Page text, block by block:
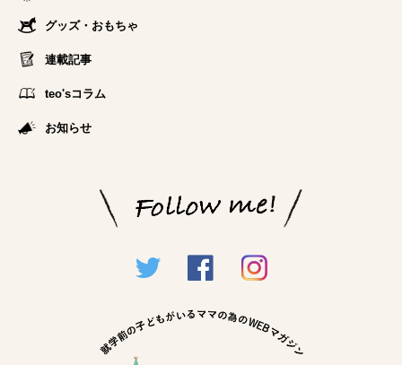
グッズ・おもちゃ
連載記事
teo'sコラム
お知らせ